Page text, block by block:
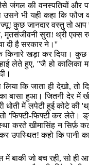
जंगल की वनस्पतियों और
उसने भी यही कहा कि फौज
कुछ जानदार वस्तु तो
,मृतसंजीवनी सुरा! थ्री एक्स
दी है सरकार ने। ''
खड़ा कर दिया। कुछ
लेते हुए, ''जै हो कालिका
कि जाता ही देखो,तो
बासा हुआ। जितनी देर में
में लपेटी हुई कोटे की '
तो 'फिफ्टी-फिफ्टी कर लेते।
करते खीमासिंह न सिर्फ़
उपस्थित! कहो कि पानी
में बाकी जो बच रही,सो ही